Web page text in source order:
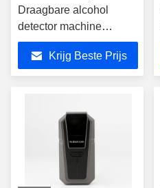
Draagbare alcohol
detector machine
lichtgewicht zak alcohol
adem tester Mr zwart
1000
Krijg Beste Prijs